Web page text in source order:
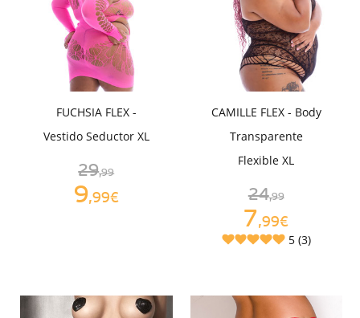
FUCHSIA FLEX -
Vestido Seductor XL
29,99
9,99€
CAMILLE FLEX - Body
Transparente
Flexible XL
24,99
7,99€
5 (3)